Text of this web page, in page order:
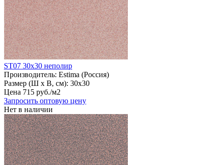
ST07 30х30 неполир
Производитель: Estima (Россия)
Размер (Ш х В, см): 30х30
Цена 715 руб./м2
Запросить оптовую цену
Нет в наличии